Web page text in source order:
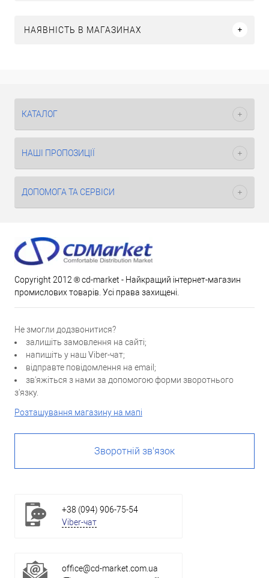
НАЯВНІСТЬ В МАГАЗИНАХ
КАТАЛОГ
НАШІ ПРОПОЗИЦІЇ
ДОПОМОГА ТА СЕРВІСИ
Copyright 2012 ® cd-market - Найкращий інтернет-магазин
промислових товарів. Усі права захищені.
Не змогли додзвонитися?
залишіть замовлення на сайті;
напишіть у наш Viber-чат;
відправте повідомлення на email;
зв'яжіться з нами за допомогою форми зворотнього
з'язку.
Розташування магазину на мапі
Зворотній зв'язок
+38 (094) 906-75-54
Viber-чат
office@cd-market.com.ua